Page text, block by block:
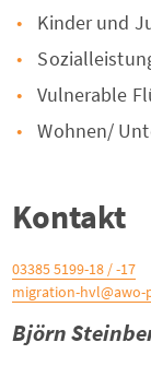
Kinder und
Vulnerable
Wohnen/
Kontakt
03385 5199-18 / -17
migration-
Björn